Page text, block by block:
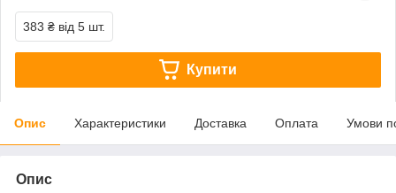
383 ₴ від 5 шт.
Купити
Опис Характеристики Доставка Оплата Умови
Опис